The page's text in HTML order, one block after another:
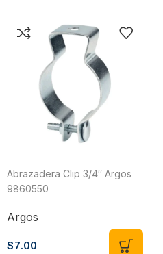
Abrazadera Clip 3/4″ Argos
9860550
Argos
$7.00